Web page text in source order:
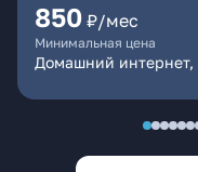
850 ₽/мес
Минимальная цена
Домашний интернет,